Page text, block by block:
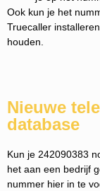
Ook kun je het
Truecaller
houden.
Nieuwe
database
Kun je 242090383
het aan een bedrijf
nummer hier in te